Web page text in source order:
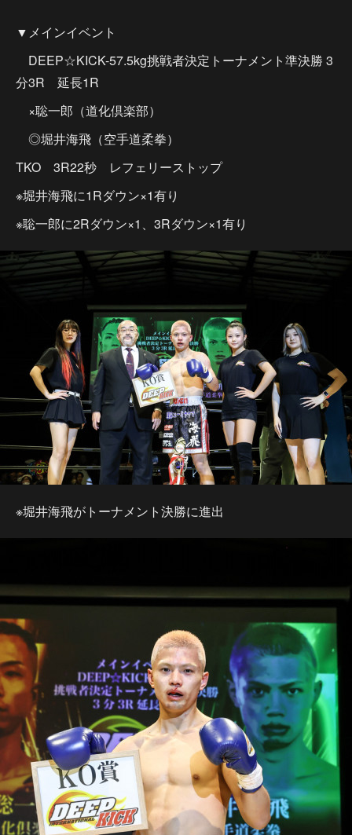
▼メインイベント
DEEP☆KICK-57.5kg挑戦者決定トーナメント準決勝 3
分3R 延長1R
×聡一郎（道化倶楽部）
◎堀井海飛（空手道柔拳）
TKO 3R22秒 レフェリーストップ
※堀井海飛に1Rダウン×1有り
※聡一郎に2Rダウン×1、3Rダウン×1有り
※堀井海飛がトーナメント決勝に進出